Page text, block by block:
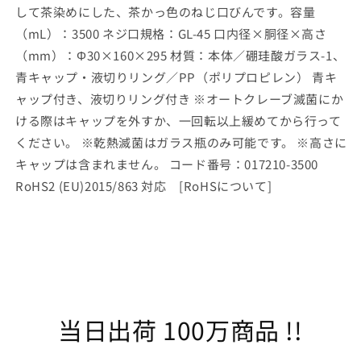
017210）
3500mL
1
本
の
数
量
を
減
ら
017210）
3500mL
1
本
の
数
量
を
増
や
す
して茶染めにした、茶かっ色のねじ口びんです。容量
（mL）：3500 ネジ口規格：GL-45 口内径×胴径×高さ
（mm）：Φ30×160×295 材質：本体／硼珪酸ガラス-1、
青キャップ・液切りリング／PP（ポリプロピレン） 青キ
ャップ付き、液切りリング付き ※オートクレーブ滅菌にか
ける際はキャップを外すか、一回転以上緩めてから行って
ください。 ※乾熱滅菌はガラス瓶のみ可能です。 ※高さに
キャップは含まれません。 コード番号：017210-3500
RoHS2 (EU)2015/863 対応 [RoHSについて]
当日出荷 100万商品 !!